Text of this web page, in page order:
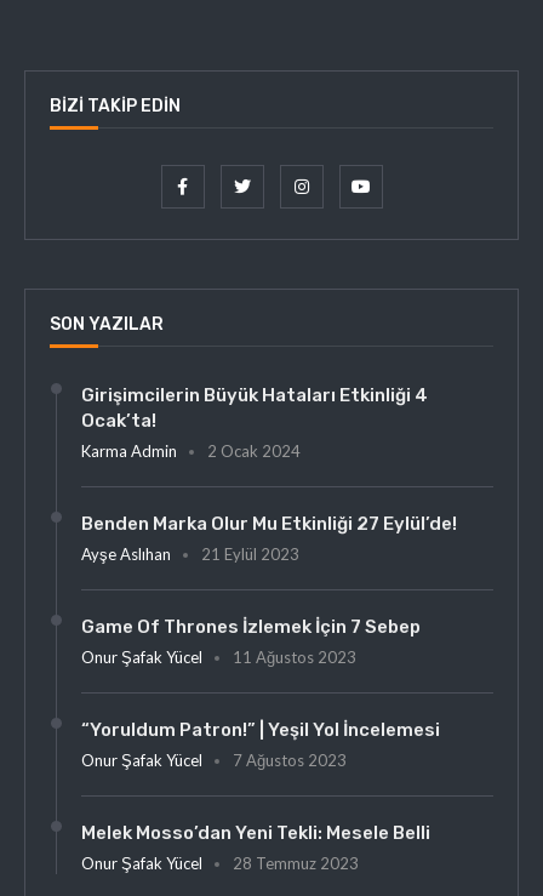
BIZI TAKIP EDIN
SON YAZILAR
Girişimcilerin Büyük Hataları Etkinliği 4
Ocak’ta!
Karma Admin 2 Ocak 2024
Benden Marka Olur Mu Etkinliği 27 Eylül’de!
Ayşe Aslıhan 21 Eylül 2023
Game Of Thrones İzlemek İçin 7 Sebep
Onur Şafak Yücel 11 Ağustos 2023
“Yoruldum Patron!” | Yeşil Yol İncelemesi
Onur Şafak Yücel 7 Ağustos 2023
Melek Mosso’dan Yeni Tekli: Mesele Belli
Onur Şafak Yücel 28 Temmuz 2023